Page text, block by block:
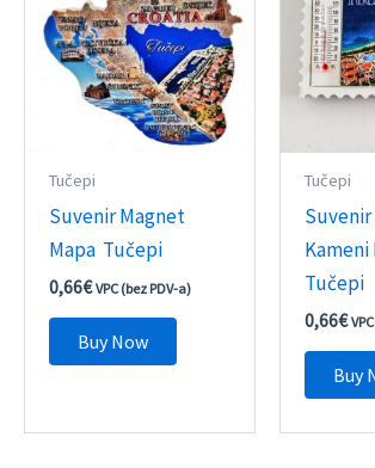
Tučepi
Suvenir Magnet
Mapa Tučepi
0,66€ VPC (bez PDV-a)
Buy Now
Tučepi
Kameni
Tučepi
0,66€
Buy